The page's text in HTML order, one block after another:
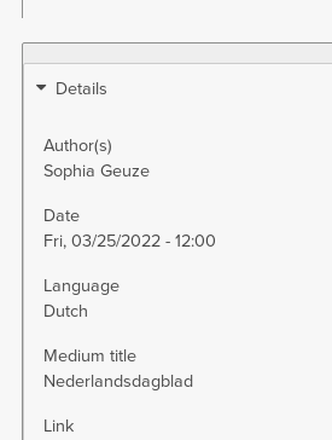
Details
Author(s)
Sophia Geuze
Date
Fri, 03/25/2022 - 12:00
Language
Dutch
Medium title
Nederlandsdagblad
Link